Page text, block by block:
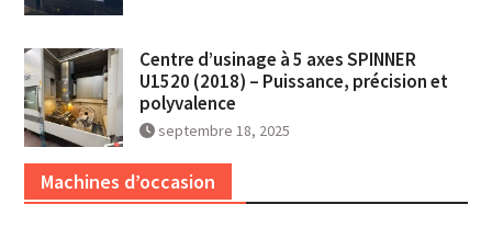
Centre d’usinage à 5 axes SPINNER
U1520 (2018) – Puissance, précision et
polyvalence
septembre 18, 2025
Machines d’occasion